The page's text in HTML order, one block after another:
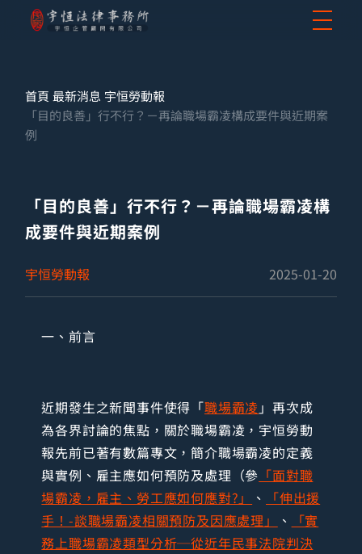
首頁 最新消息 宇恒勞動報
「目的良善」行不行？－再論職場霸凌構成要件與近期案
例
「目的良善」行不行？－再論職場霸凌構
成要件與近期案例
宇恒勞動報 2025-01-20
一、前言
近期發生之新聞事件使得「職場霸凌 」再次成
為各界討論的焦點，關於職場霸凌，宇恒勞動
報先前已著有數篇專文，簡介職場霸凌的定義
與實例、雇主應如何預防及處理（參 「面對職
場霸凌，雇主、勞工應如何應對?」
、
「伸出援
手！-談職場霸凌相關預防及因應處理」
、
「實
務上職場霸凌類型分析─從近年民事法院判決